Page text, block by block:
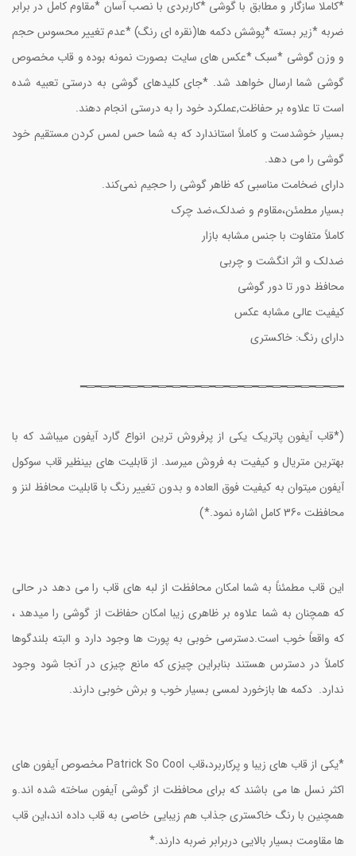
*کاملا سازگار و مطابق با گوشی *کاربردی با نصب آسان *مقاوم کامل در برابر
ضربه *زیر بسته *پوشش دکمه ها(نقره ای رنگ) *عدم تغییر محسوس حجم
و وزن گوشی *سبک *عکس های سایت بصورت نمونه بوده و قاب مخصوص
گوشی شما ارسال خواهد شد. *جای کلیدهای گوشی به درستی تعبیه شده
است تا علاوه بر حفاظت,عملکرد خود را به درستی انجام دهند.
بسیار خوشدست و کاملاً استاندارد که به شما حس لمس کردن مستقیم خود
گوشی را می دهد.
دارای ضخامت مناسبی که ظاهر گوشی را حجیم نمی‌کند.
بسیار مطمئن،مقاوم و ضدلک،ضد چرک
کاملاً متفاوت با جنس مشابه بازار
ضدلک و اثر انگشت و چربی
محافظ دور تا دور گوشی
کیفیت عالی مشابه عکس
دارای رنگ: خاکستری
━═━═━═━═━═━═━═━═━═━═━═━═━═━═━═━═━═━═━
(*قاب آیفون پاتریک یکی از پرفروش ترین انواع گارد آیفون میباشد که با
بهترین متریال و کیفیت به فروش میرسد.‌ از قابلیت های بینظیر قاب سوکول
آیفون میتوان به کیفیت فوق العاده و بدون تغییر رنگ با قابلیت محافظ لنز و
محافظت 360 کامل اشاره نمود.*)
این قاب مطمئناً به شما امکان محافظت از لبه های قاب را می دهد در حالی
که همچنان به شما علاوه بر ظاهری زیبا امکان حفاظت از گوشی را میدهد ،
که واقعاً خوب است.دسترسی خوبی به پورت ها وجود دارد و البته بلندگوها
کاملاً در دسترس هستند بنابراین چیزی که مانع چیزی در آنجا شود وجود
ندارد. دکمه ها بازخورد لمسی بسیار خوب و برش خوبی دارند.
*یکی از قاب های زیبا و پرکاربرد،قاب Patrick So Cool مخصوص آیفون هاى
اکثر نسل ها می باشند که برای محافظت از گوشی آیفون ساخته شده اند.و
همچنین با رنگ خاکستری جذاب هم زیبایی خاصی به قاب داده اند،این قاب
ها مقاومت بسیار بالایی دربرابر ضربه دارند.*